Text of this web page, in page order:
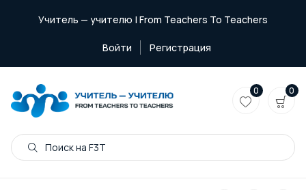
Учитель — учителю | From Teachers To Teachers
Войти Регистрация
Поиск на F3T
0 0